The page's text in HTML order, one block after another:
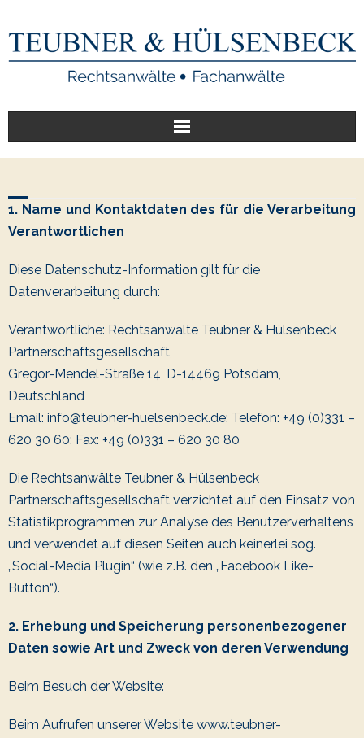
Start
Unsere Leistungen
Über uns
1. Name und Kontaktdaten des für die Verarbeitung
Verantwortlichen
Diese Datenschutz-Information gilt für die
Datenverarbeitung durch:
Verantwortliche: Rechtsanwälte Teubner & Hülsenbeck
Partnerschaftsgesellschaft,
Gregor-Mendel-Straße 14, D-14469 Potsdam,
Deutschland
Email: info@teubner-huelsenbeck.de; Telefon: +49 (0)331 –
620 30 60; Fax: +49 (0)331 – 620 30 80
Die Rechtsanwälte Teubner & Hülsenbeck
Partnerschaftsgesellschaft verzichtet auf den Einsatz von
Statistikprogrammen zur Analyse des Benutzerverhaltens
und verwendet auf diesen Seiten auch keinerlei sog.
„Social-Media Plugin“ (wie z.B. den „Facebook Like-
Button“).
2. Erhebung und Speicherung personenbezogener
Daten sowie Art und Zweck von deren Verwendung
Beim Besuch der Website:
Beim Aufrufen unserer Website www.teubner-